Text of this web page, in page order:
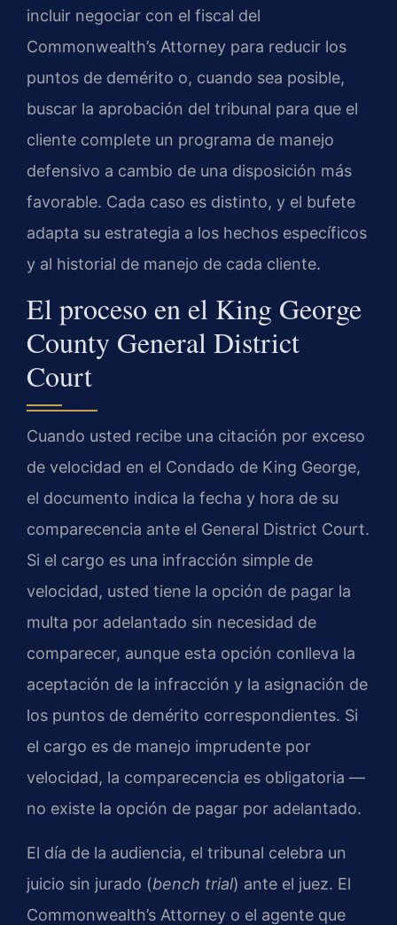
incluir negociar con el fiscal del
Commonwealth’s Attorney para reducir los
puntos de demérito o, cuando sea posible,
buscar la aprobación del tribunal para que el
cliente complete un programa de manejo
defensivo a cambio de una disposición más
favorable. Cada caso es distinto, y el bufete
adapta su estrategia a los hechos específicos
y al historial de manejo de cada cliente.
El proceso en el King George
County General District
Court
Cuando usted recibe una citación por exceso
de velocidad en el Condado de King George,
el documento indica la fecha y hora de su
comparecencia ante el General District Court.
Si el cargo es una infracción simple de
velocidad, usted tiene la opción de pagar la
multa por adelantado sin necesidad de
comparecer, aunque esta opción conlleva la
aceptación de la infracción y la asignación de
los puntos de demérito correspondientes. Si
el cargo es de manejo imprudente por
velocidad, la comparecencia es obligatoria —
no existe la opción de pagar por adelantado.
El día de la audiencia, el tribunal celebra un
juicio sin jurado (bench trial) ante el juez. El
Commonwealth’s Attorney o el agente que